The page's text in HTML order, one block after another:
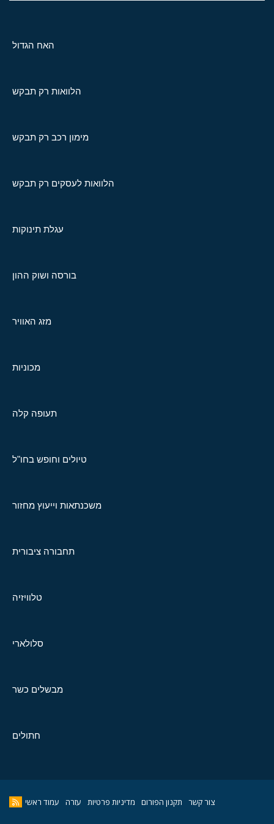
האח הגדול
הלוואות רק תבקש
מימון רכב רק תבקש
הלוואות לעסקים רק תבקש
עגלת תינוקות
בורסה ושוק ההון
מזג האוויר
מכוניות
תעופה קלה
טיולים וחופש בחו"ל
משכנתאות וייעוץ מחזור
תחבורה ציבורית
טלוויזיה
סלולארי
מבשלים כשר
חתולים
צור קשר תקנון הפורום מדיניות פרטיות עזרה עמוד ראשי